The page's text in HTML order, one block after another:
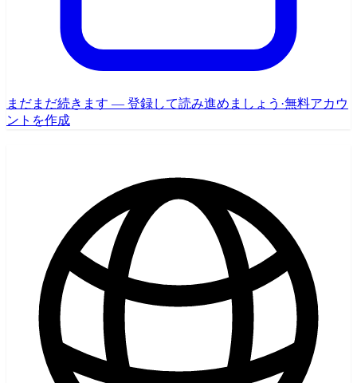
まだまだ続きます — 登録して読み進めましょう ·無料アカウ
ントを作成